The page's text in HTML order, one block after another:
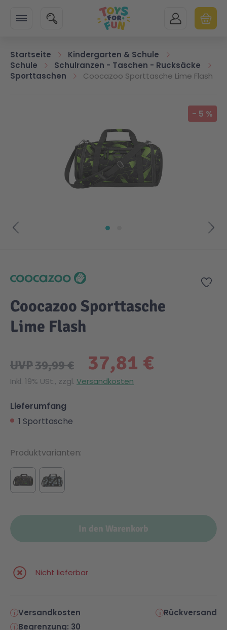
SUCHE MEIN KONTO
Startseite
Kindergarten & Schule
Schule
Schulranzen - Taschen - Rucksäcke
Sporttaschen
Coocazoo Sporttasche Lime Flash
- 5 %
Zur
Coocazoo Sporttasche
Lime Flash
37,81 €
UVP39,99 €
Inkl. 19% USt., zzgl. Versandkosten
Lieferumfang
1 Sporttasche
In den Warenkorb
Nicht lieferbar
Produktvarianten
Versandkosten
Rückversand
Begrenzung: 30